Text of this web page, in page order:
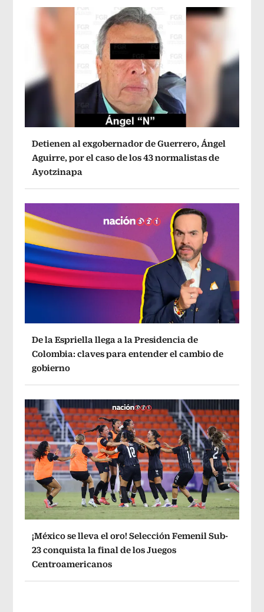
Detienen al exgobernador de Guerrero, Ángel
Aguirre, por el caso de los 43 normalistas de
Ayotzinapa
De la Espriella llega a la Presidencia de
Colombia: claves para entender el cambio de
gobierno
¡México se lleva el oro! Selección Femenil Sub-
23 conquista la final de los Juegos
Centroamericanos